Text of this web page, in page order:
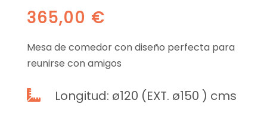
365,00 €
Mesa de comedor con diseño perfecta para
reunirse con amigos
 Longitud: ø120 (EXT. ø150 ) cms